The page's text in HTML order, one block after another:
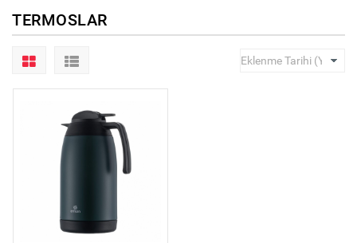
TERMOSLAR